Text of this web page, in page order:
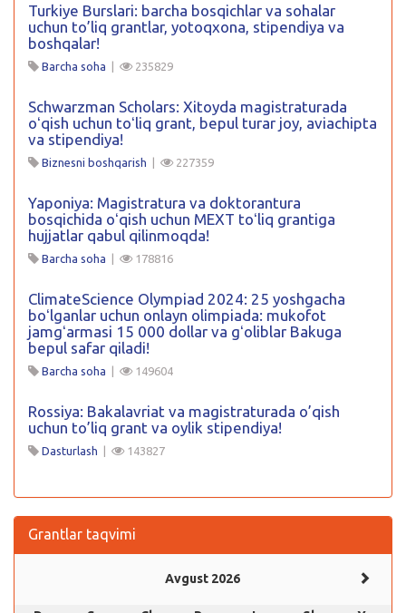
Turkiye Burslari: barcha bosqichlar va sohalar
uchun to’liq grantlar, yotoqxona, stipendiya va
boshqalar!
Barcha soha | 235829
Schwarzman Scholars: Xitoyda magistraturada
oʻqish uchun toʻliq grant, bepul turar joy, aviachipta
va stipendiya!
Biznesni boshqarish | 227359
Yaponiya: Magistratura va doktorantura
bosqichida oʻqish uchun MEXT toʻliq grantiga
hujjatlar qabul qilinmoqda!
Barcha soha | 178816
ClimateScience Olympiad 2024: 25 yoshgacha
boʻlganlar uchun onlayn olimpiada: mukofot
jamgʻarmasi 15 000 dollar va gʻoliblar Bakuga
bepul safar qiladi!
Barcha soha | 149604
Rossiya: Bakalavriat va magistraturada o’qish
uchun to’liq grant va oylik stipendiya!
Dasturlash | 143827
Grantlar taqvimi
Avgust 2026